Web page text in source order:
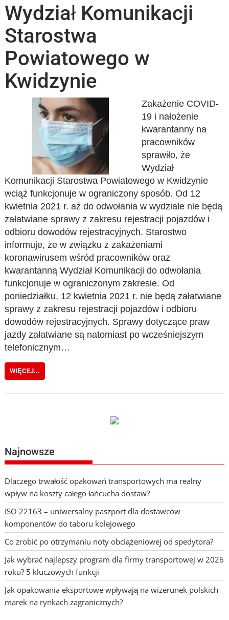
Wydział Komunikacji
Starostwa
Powiatowego w
Kwidzynie
Zakażenie COVID-
19 i nałożenie
kwarantanny na
pracowników
sprawiło, że
Wydział
Komunikacji Starostwa Powiatowego w Kwidzynie
wciąż funkcjonuje w ograniczony sposób. Od 12
kwietnia 2021 r. aż do odwołania w wydziale nie będą
załatwiane sprawy z zakresu rejestracji pojazdów i
odbioru dowodów rejestracyjnych. Starostwo
informuje, że w związku z zakażeniami
koronawirusem wśród pracowników oraz
kwarantanną Wydział Komunikacji do odwołania
funkcjonuje w ograniczonym zakresie. Od
poniedziałku, 12 kwietnia 2021 r. nie będą załatwiane
sprawy z zakresu rejestracji pojazdów i odbioru
dowodów rejestracyjnych. Sprawy dotyczące praw
jazdy załatwiane są natomiast po wcześniejszym
telefonicznym…
WIĘCEJ...
Najnowsze
Dlaczego trwałość opakowań transportowych ma realny
wpływ na koszty całego łańcucha dostaw?
ISO 22163 – uniwersalny paszport dla dostawców
komponentów do taboru kolejowego
Co zrobić po otrzymaniu noty obciążeniowej od spedytora?
Jak wybrać najlepszy program dla firmy transportowej w 2026
roku? 5 kluczowych funkcji
Jak opakowania eksportowe wpływają na wizerunek polskich
marek na rynkach zagranicznych?